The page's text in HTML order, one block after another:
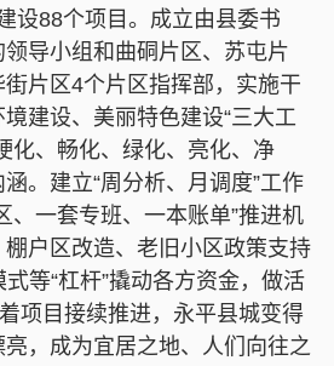
设88个项目。成立由县委书
导小组和曲硐片区、苏屯片
片区4个片区指挥部，实施干
建设、美丽特色建设“三大工
化、畅化、绿化、亮化、净
。建立“周分析、月调度”工作
、一套专班、一本账单”推进机
户区改造、老旧小区政策支持
等“杠杆”撬动各方资金，做活
项目接续推进，永平县城变得
，成为宜居之地、人们向往之